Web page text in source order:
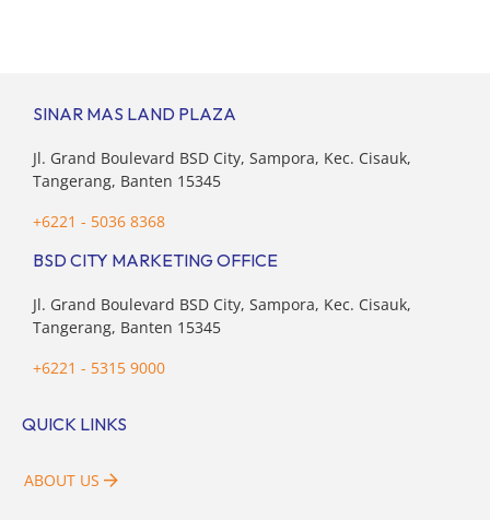
SINAR MAS LAND PLAZA
Jl. Grand Boulevard BSD City, Sampora, Kec. Cisauk,
Tangerang, Banten 15345
+6221 - 5036 8368
BSD CITY MARKETING OFFICE
Jl. Grand Boulevard BSD City, Sampora, Kec. Cisauk,
Tangerang, Banten 15345
+6221 - 5315 9000
QUICK LINKS
ABOUT US